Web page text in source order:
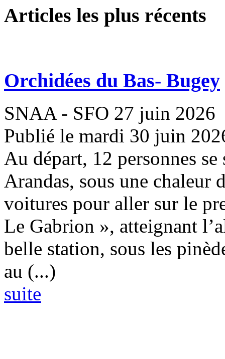
Articles les plus récents
Orchidées du Bas- Bugey
SNAA - SFO 27 juin 2026
Publié le mardi 30 juin
Au départ, 12 personnes
Arandas, sous une chaleur
voitures pour aller sur le
Le Gabrion », atteignant
belle station, sous les
au (...)
suite